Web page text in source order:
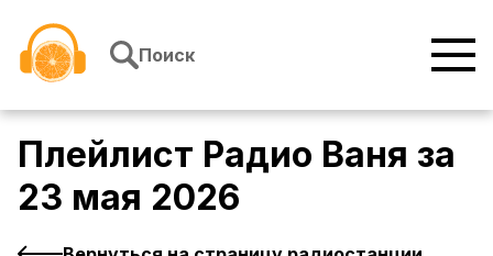
Поиск
Плейлист Радио Ваня за
23 мая 2026